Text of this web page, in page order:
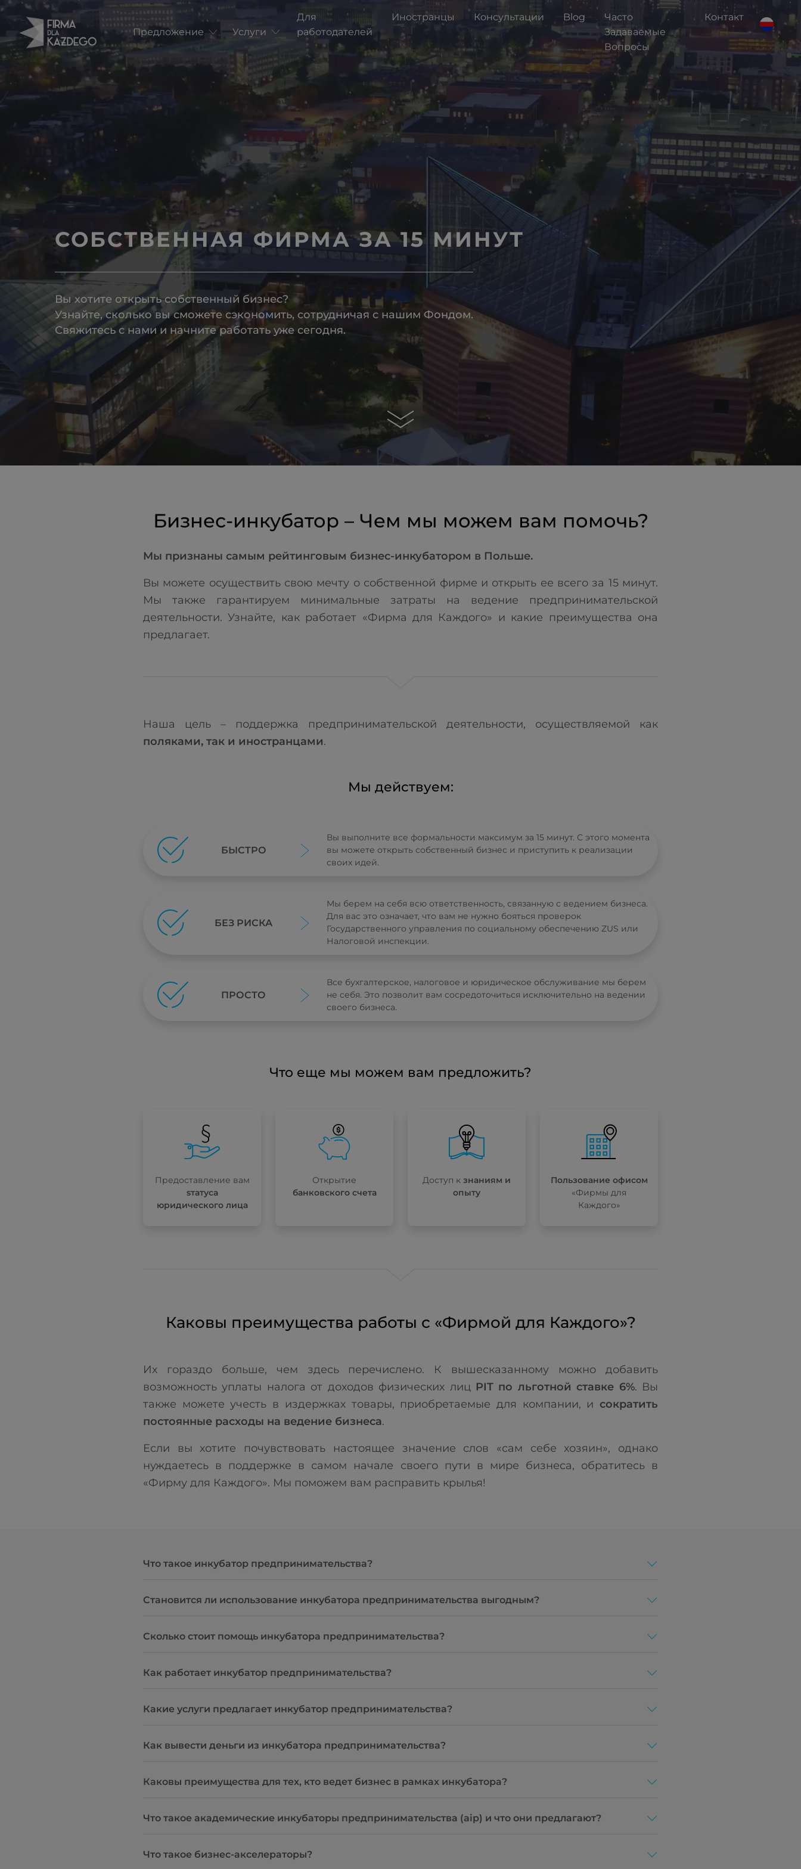
Предложение Услуги
Для
работодателей
Иностранцы Консультации Blog
Чaсто
Задаваемые
Вопросы
Контакт
СОБСТВЕННАЯ ФИРМА ЗА 15 МИНУТ
Вы хотите открыть собственный бизнес?
Узнайте, сколько вы сможете сэкономить, сотрудничая с нашим Фондом.
Свяжитесь с нами и начните работать уже сегодня.
Бизнес-инкубатор – Чем мы можем вам помочь?
Мы признаны самым рейтинговым бизнес-инкубатором в Польше.
Вы можете осуществить свою мечту о собственной фирме и открыть ее всего за 15 минут.
Мы также гарантируем минимальные затраты на ведение предпринимательской
деятельности. Узнайте, как работает «Фирма для Каждого» и какие преимущества она
предлагает.
Наша цель – поддержка предпринимательской деятельности, осуществляемой как
поляками, так и иностранцами.
Мы действуем:
БЫСТРО
Вы выполните все формальности максимум за 15 минут. С этого момента
вы можете открыть собственный бизнес и приступить к реализации
своих идей.
БЕЗ РИСКА
Мы берем на себя всю ответственность, связанную с ведением бизнеса.
Для вас это означает, что вам не нужно бояться проверок
Государственного управления по социальному обеспечению ZUS или
Налоговой инспекции.
ПРОСТО
Все бухгалтерское, налоговое и юридическое обслуживание мы берем
не себя. Это позволит вам сосредоточиться исключительно на ведении
своего бизнеса.
Что еще мы можем вам предложить?
Предоставление вам
sтатуса
юридического лица
Открытие
банковского счета
Доступ к знаниям и
опыту
Пользование офисом
«Фирмы для
Каждого»
Каковы преимущества работы с «Фирмой для Каждого»?
Их гораздо больше, чем здесь перечислено. К вышесказанному можно добавить
возможность уплаты налога от доходов физических лиц PITпо льготной ставке 6%. Вы
также можете учесть в издержках товары, приобретаемые для компании, и сократить
постоянные расходы на ведение бизнеса.
Если вы хотите почувствовать настоящее значение слов «сам себе хозяин», однако
нуждаетесь в поддержке в самом начале своего пути в мире бизнеса, обратитесь в
«Фирму для Каждого». Мы поможем вам расправить крылья!
Что такое инкубатор предпринимательства?
Становится ли использование инкубатора предпринимательства выгодным?
Сколько стоит помощь инкубатора предпринимательства?
Как работает инкубатор предпринимательства?
Какие услуги предлагает инкубатор предпринимательства?
Как вывести деньги из инкубатора предпринимательства?
Каковы преимущества для тех, кто ведет бизнес в рамках инкубатора?
Что такое академические инкубаторы предпринимательства (aip) и что они предлагают?
Что такое бизнес-акселераторы?